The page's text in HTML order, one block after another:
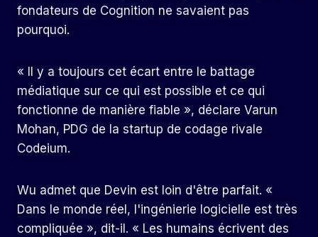
fondateurs de Cognition ne savaient pas
pourquoi.
« Il y a toujours cet écart entre le battage
médiatique sur ce qui est possible et ce qui
fonctionne de manière fiable », déclare Varun
Mohan, PDG de la startup de codage rivale
Codeium.
Wu admet que Devin est loin d'être parfait. «
Dans le monde réel, l'ingénierie logicielle est très
compliquée », dit-il. « Les humains écrivent des